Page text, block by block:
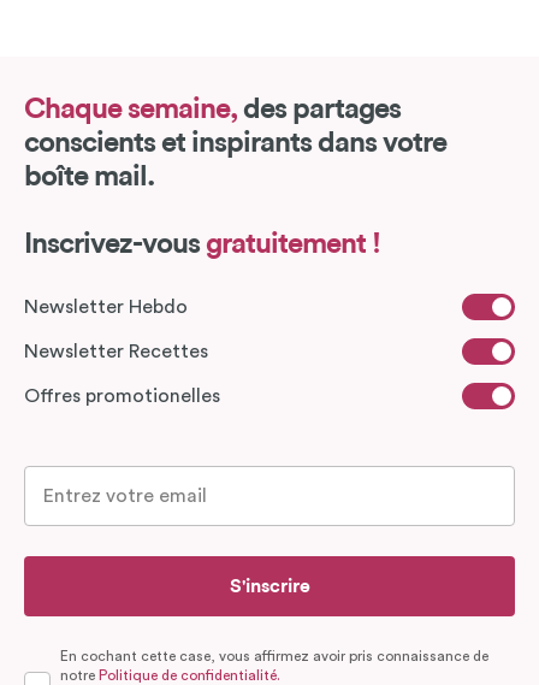
Chaque semaine, des partages
conscients et inspirants dans votre
boîte mail.
Inscrivez-vous gratuitement !
Newsletter Hebdo
Newsletter Recettes
Offres promotionelles
S'inscrire
En cochant cette case, vous affirmez avoir pris connaissance de
notre Politique de confidentialité.